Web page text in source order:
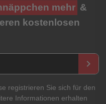
mehr &
kostenlosen
keyboard_arrow_right
registrieren Sie sich für den
Informationen erhalten